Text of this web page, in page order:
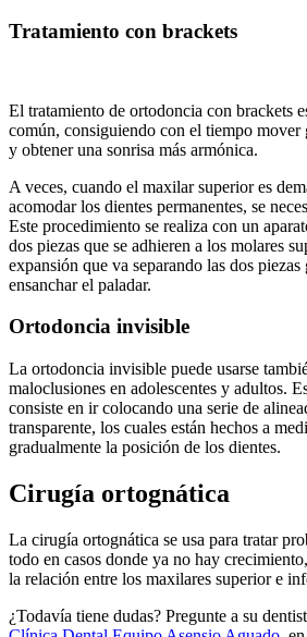
Tratamiento con brackets
El tratamiento de ortodoncia con brackets
común, consiguiendo con el tiempo mover
y obtener una sonrisa más armónica.
A veces, cuando el maxilar superior es
acomodar los dientes permanentes, se
Este procedimiento se realiza con un
dos piezas que se adhieren a los molares
expansión que va separando las dos piezas
ensanchar el paladar.
Ortodoncia invisible
La ortodoncia invisible puede usarse
maloclusiones en adolescentes y adultos.
consiste en ir colocando una serie de
transparente, los cuales están hechos a
gradualmente la posición de los dientes.
Cirugía ortognática
La cirugía ortognática se usa para tratar
todo en casos donde ya no hay
la relación entre los maxilares superior e
¿Todavía tiene dudas? Pregunte a su